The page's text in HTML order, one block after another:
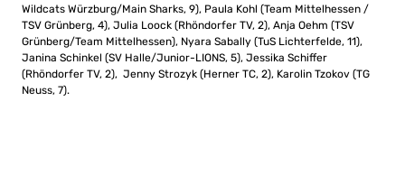
Wildcats Würzburg/Main Sharks, 9), Paula Kohl (Team Mittelhessen /
TSV Grünberg, 4), Julia Loock (Rhöndorfer TV, 2), Anja Oehm (TSV
Grünberg/Team Mittelhessen), Nyara Sabally (TuS Lichterfelde, 11),
Janina Schinkel (SV Halle/Junior-LIONS, 5), Jessika Schiffer
(Rhöndorfer TV, 2), Jenny Strozyk (Herner TC, 2), Karolin Tzokov (TG
Neuss, 7).